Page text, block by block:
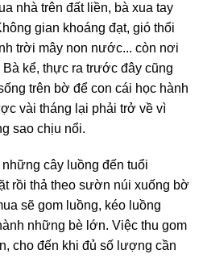
nhà trên đất liền, bà xua tay
gian khoáng đạt, gió thổi
trời mây non nước... còn nơi
kể, thực ra trước đây cũng
trên bờ để con cái học hành
vài tháng lại phải trở về vì
sao chịu nổi.
cây luồng đến tuổi
rồi thả theo sườn núi xuống bờ
sẽ gom luồng, kéo luồng
những bè lớn. Việc thu gom
cho đến khi đủ số lượng cần